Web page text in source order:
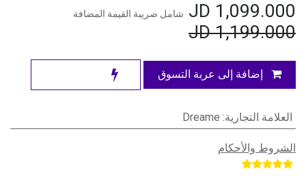
1,099.000
شامل ضريبة القيمة المضافة
1,199.000
JD
إضافة إلى عربة التسوق
العلامة التجارية:
Dreame
الشروط والأحكام